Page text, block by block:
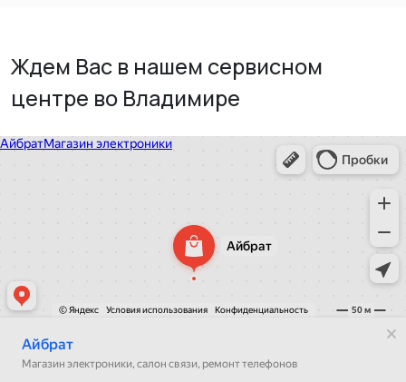
Ждем Вас в нашем сервисном
центре во Владимире